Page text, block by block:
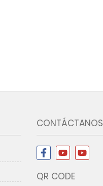
CONTÁCTANOS
QR CODE